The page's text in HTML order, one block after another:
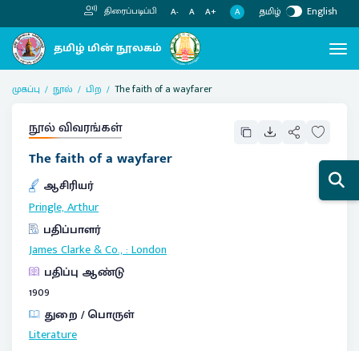
திரைப்படிப்பி A- A A+ A தமிழ் English
முகப்பு நூல் பிற The faith of a wayfarer
நூல் விவரங்கள்
The faith of a wayfarer
ஆசிரியர்
Pringle, Arthur
பதிப்பாளர்
James Clarke & Co.,:London
பதிப்பு ஆண்டு
1909
துறை / பொருள்
Literature